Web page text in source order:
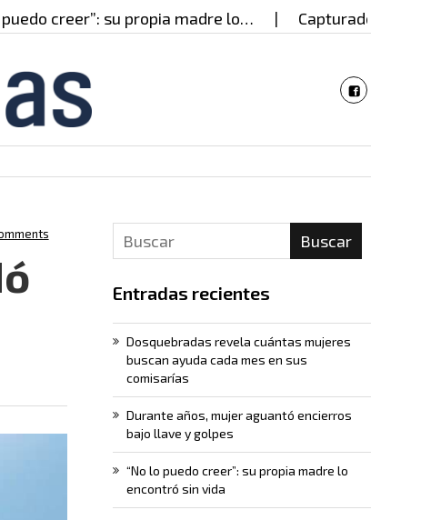
creer”: su propia madre lo… Capturado en Cali
Buscar
Entradas recientes
Dosquebradas revela cuántas mujeres
buscan ayuda cada mes en sus
comisarías
Durante años, mujer aguantó encierros
bajo llave y golpes
“No lo puedo creer”: su propia madre lo
encontró sin vida